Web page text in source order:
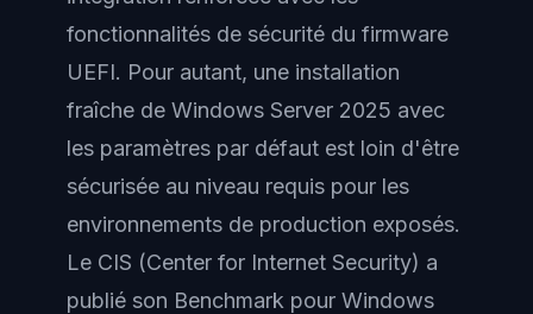
fonctionnalités de sécurité du firmware
UEFI. Pour autant, une installation
fraîche de Windows Server 2025 avec
les paramètres par défaut est loin d'être
sécurisée au niveau requis pour les
environnements de production exposés.
Le CIS (Center for Internet Security) a
publié son Benchmark pour Windows